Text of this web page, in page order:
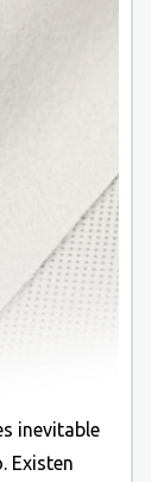
inevitable
Existen